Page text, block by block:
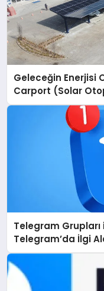
Geleceğin Enerjisi
Carport (Solar
Telegram Grupları
Telegram’da İlgi